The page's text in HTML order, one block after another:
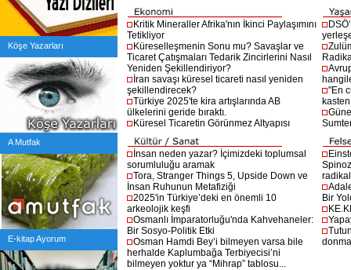
Köşe Yazarları
A Mutfak
E-kitap Ayorum
Kritik Mineraller Afrika'nın İkinci Paylaşımını
Tetikliyor
Küreselleşmenin Sonu mu? Savaşlar ve
Ticaret Çatışmaları Tedarik Zincirlerini Nasıl
Yeniden Şekillendiriyor?
İran savaşı küresel ticareti nasıl yeniden
şekillendirecek?
Türkiye 2025'te kira artışlarında AB
ülkelerini geride bıraktı.
Küresel Ticaretin Görünmez Altyapısı
"En
İnsan neden yazar? İçimizdeki toplumsal
sorumluluğu aramak
Tora, Stranger Things 5, Upside Down ve
İnsan Ruhunun Metafiziği
2025'in Türkiye’deki en önemli 10
arkeolojik keşfi
Osmanlı İmparatorluğu'nda Kahvehaneler:
Bir Sosyo-Politik Etki
Osman Hamdi Bey’i bilmeyen varsa bile
herhalde Kaplumbağa Terbiyecisi’ni
bilmeyen yoktur ya “Mihrap” tablosu...
Bir